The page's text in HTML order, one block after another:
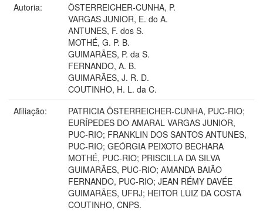
Autoria:
ÖSTERREICHER-CUNHA, P.
VARGAS JUNIOR, E. do A.
ANTUNES, F. dos S.
MOTHÉ, G. P. B.
GUIMARÃES, P. da S.
FERNANDO, A. B.
GUIMARÃES, J. R. D.
COUTINHO, H. L. da C.
Afiliação:
PATRICIA ÖSTERREICHER-CUNHA, PUC-RIO;
EURÍPEDES DO AMARAL VARGAS JUNIOR,
PUC-RIO; FRANKLIN DOS SANTOS ANTUNES,
PUC-RIO; GEÓRGIA PEIXOTO BECHARA
MOTHÉ, PUC-RIO; PRISCILLA DA SILVA
GUIMARÃES, PUC-RIO; AMANDA BAIÃO
FERNANDO, PUC-RIO; JEAN RÉMY DAVÉE
GUIMARÃES, UFRJ; HEITOR LUIZ DA COSTA
COUTINHO, CNPS.